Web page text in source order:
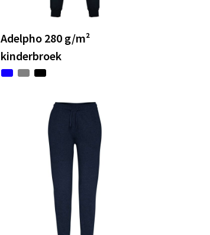
Adelpho 280 g/m²
kinderbroek